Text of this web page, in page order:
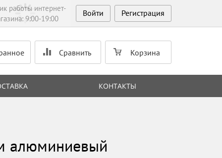
работы интернет-
9:00-19:00
Войти Регистрация
Сравнить Корзина
КОНТАКТЫ
алюминиевый